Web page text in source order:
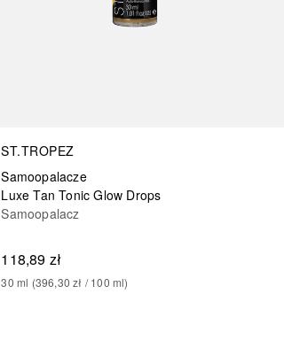
ST.TROPEZ
Samoopalacze
Luxe Tan Tonic Glow Drops
Samoopalacz
118,89 zł
30 ml (396,30 zł / 100 ml)